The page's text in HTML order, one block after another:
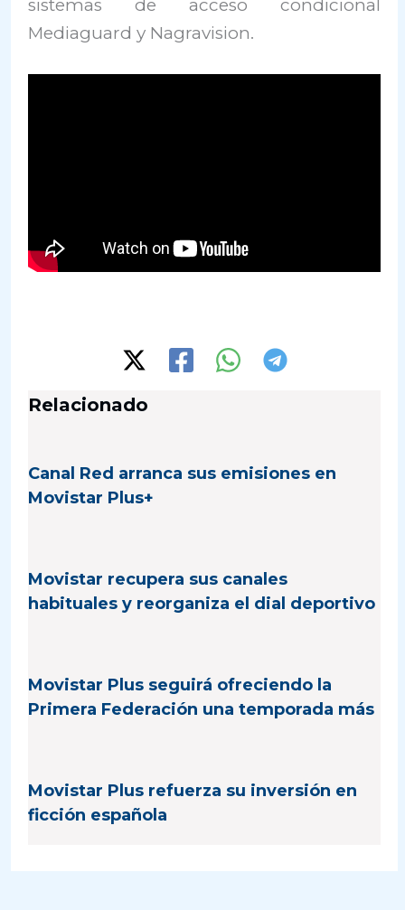
sistemas de acceso condicional
Mediaguard y Nagravision.
Relacionado
Canal Red arranca sus emisiones en
Movistar Plus+
Movistar recupera sus canales
habituales y reorganiza el dial deportivo
Movistar Plus seguirá ofreciendo la
Primera Federación una temporada más
Movistar Plus refuerza su inversión en
ficción española